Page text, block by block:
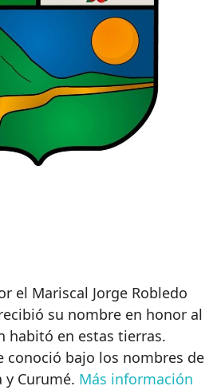
el Mariscal Jorge Robledo
su nombre en honor al
habitó en estas tierras.
conoció bajo los nombres de
y Curumé. Más información